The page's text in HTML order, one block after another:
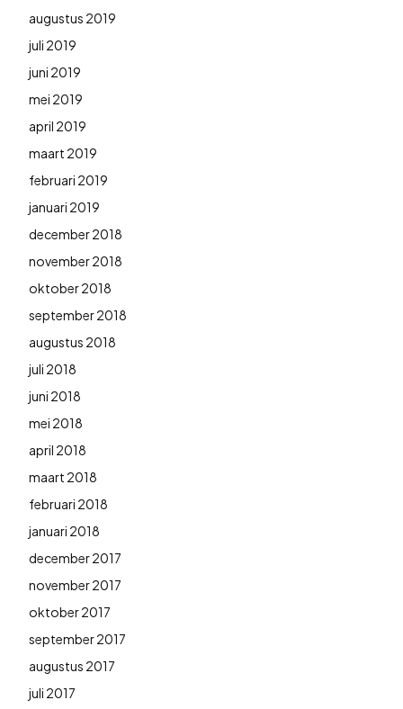
augustus 2019
juli 2019
juni 2019
mei 2019
april 2019
maart 2019
februari 2019
januari 2019
december 2018
november 2018
oktober 2018
september 2018
augustus 2018
juli 2018
juni 2018
mei 2018
april 2018
maart 2018
februari 2018
januari 2018
december 2017
november 2017
oktober 2017
september 2017
augustus 2017
juli 2017